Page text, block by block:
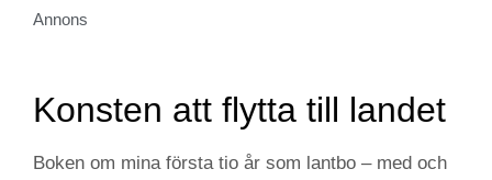
Annons
Konsten att flytta till landet
Boken om mina första tio år som lantbo – med och